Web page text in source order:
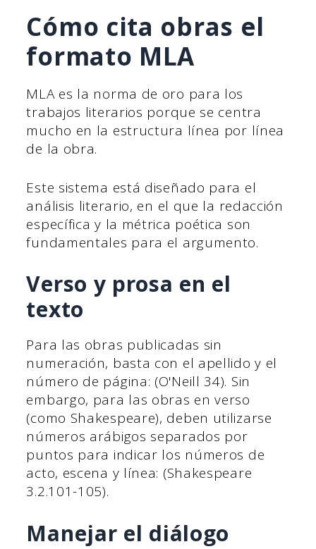
Cómo cita obras el
formato MLA
MLA es la norma de oro para los
trabajos literarios porque se centra
mucho en la estructura línea por línea
de la obra.
Este sistema está diseñado para el
análisis literario, en el que la redacción
específica y la métrica poética son
fundamentales para el argumento.
Verso y prosa en el
texto
Para las obras publicadas sin
numeración, basta con el apellido y el
número de página: (O'Neill 34). Sin
embargo, para las obras en verso
(como Shakespeare), deben utilizarse
números arábigos separados por
puntos para indicar los números de
acto, escena y línea: (Shakespeare
3.2.101-105).
Manejar el diálogo